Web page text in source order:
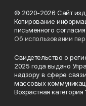
© 2020-2026 Сайт
Копирование
письменного
Об использовании
Свидетельство о
2025 года выдано
надзору в сфере
массовых
Возрастная категория